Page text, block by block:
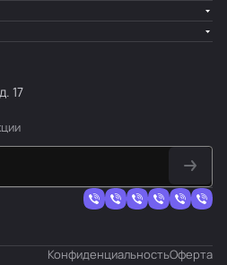
17
КонфиденциальностьОферта